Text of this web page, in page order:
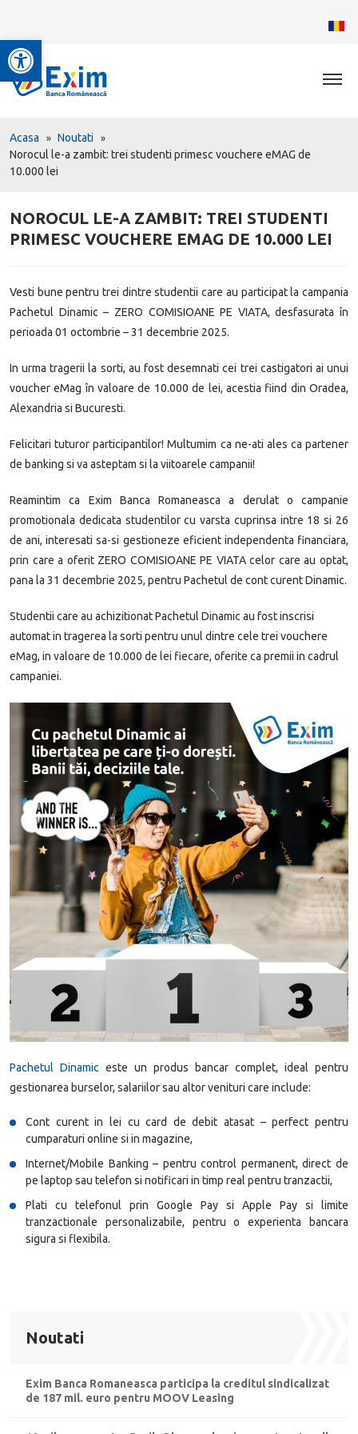
Deschide bara de unelte
Acasa
Noutati
Norocul le-a zambit: trei studenti primesc vouchere eMAG de
10.000 lei
Noutati
Exim Banca Romaneasca participa la creditul sindicalizat
de 187 mil. euro pentru MOOV Leasing
NOROCUL LE-A ZAMBIT: TREI STUDENTI
PRIMESC VOUCHERE EMAG DE 10.000 LEI
Vesti bune pentru trei dintre studentii care au participat la campania
Pachetul Dinamic – ZERO COMISIOANE PE VIATA, desfasurata în
perioada 01 octombrie – 31 decembrie 2025.
In urma tragerii la sorti, au fost desemnati cei trei castigatori ai unui
voucher eMag în valoare de 10.000 de lei, acestia fiind din Oradea,
Alexandria si Bucuresti.
Felicitari tuturor participantilor! Multumim ca ne-ati ales ca partener
de banking si va asteptam si la viitoarele campanii!
Reamintim ca Exim Banca Romaneasca a derulat o campanie
promotionala dedicata studentilor cu varsta cuprinsa intre 18 si 26
de ani, interesati sa-si gestioneze eficient independenta financiara,
prin care a oferit ZERO COMISIOANE PE VIATA celor care au optat,
pana la 31 decembrie 2025, pentru Pachetul de cont curent Dinamic.
Studentii care au achizitionat Pachetul Dinamic au fost inscrisi
automat in tragerea la sorti pentru unul dintre cele trei vouchere
eMag, in valoare de 10.000 de lei fiecare, oferite ca premii in cadrul
campaniei.
Pachetul Dinamic este un produs bancar complet, ideal pentru
gestionarea burselor, salariilor sau altor venituri care include:
Cont curent in lei cu card de debit atasat – perfect pentru
cumparaturi online si in magazine,
Internet/Mobile Banking – pentru control permanent, direct de
pe laptop sau telefon si notificari in timp real pentru tranzactii,
Plati cu telefonul prin Google Pay si Apple Pay si limite
tranzactionale personalizabile, pentru o experienta bancara
sigura si flexibila.